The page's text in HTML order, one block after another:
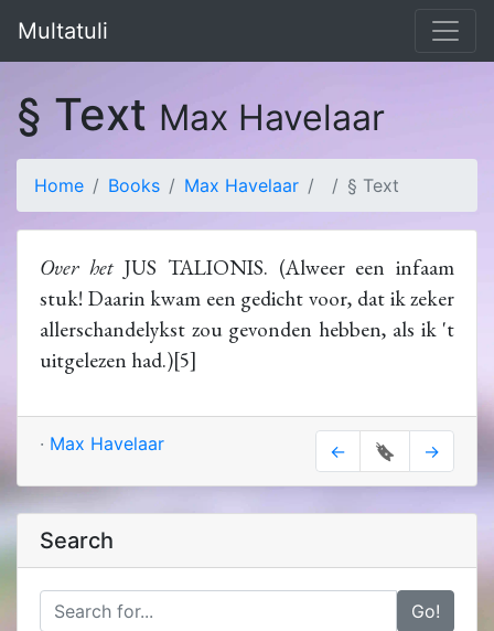
Multatuli
§ Text Max Havelaar
Home Books Max Havelaar § Text
Over hetJUS TALIONIS. (Alweer een infaam
stuk! Daarin kwam een gedicht voor, dat ik zeker
allerschandelykst zou gevonden hebben, als ik 't
uitgelezen had.)[5]
· Max Havelaar ← 🔖 →
Search
Go!